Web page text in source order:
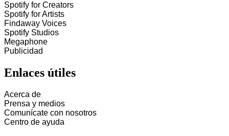
Spotify for Creators
Spotify for Artists
Findaway Voices
Spotify Studios
Megaphone
Publicidad
Enlaces útiles
Acerca de
Prensa y medios
Comunícate con nosotros
Centro de ayuda